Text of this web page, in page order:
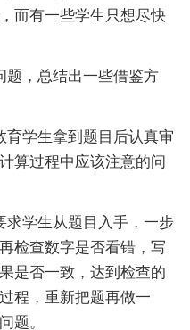
而有一些学生只想尽快
，总结出一些借鉴方
学生拿到题目后认真审
算过程中应该注意的问
学生从题目入手，一步
检查数字是否看错，写
是否一致，达到检查的
程，重新把题再做一
题。